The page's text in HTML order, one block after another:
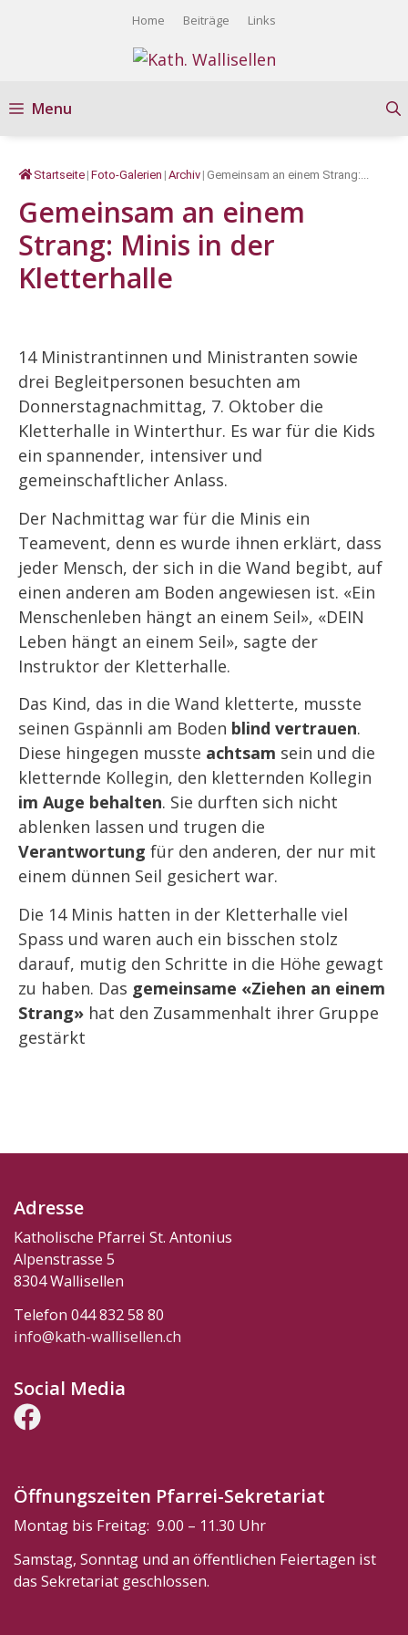
Home Beiträge Links
Menu
Startseite | Foto-Galerien | Archiv | Gemeinsam an einem Strang:...
Gemeinsam an einem
Strang: Minis in der
Kletterhalle
14 Ministrantinnen und Ministranten sowie
drei Begleitpersonen besuchten am
Donnerstagnachmittag, 7. Oktober die
Kletterhalle in Winterthur. Es war für die Kids
ein spannender, intensiver und
gemeinschaftlicher Anlass.
Der Nachmittag war für die Minis ein
Teamevent, denn es wurde ihnen erklärt, dass
jeder Mensch, der sich in die Wand begibt, auf
einen anderen am Boden angewiesen ist. «Ein
Menschenleben hängt an einem Seil», «DEIN
Leben hängt an einem Seil», sagte der
Instruktor der Kletterhalle.
Das Kind, das in die Wand kletterte, musste
seinen Gspännli am Boden blind vertrauen.
Diese hingegen musste achtsam sein und die
kletternde Kollegin, den kletternden Kollegin
im Auge behalten. Sie durften sich nicht
ablenken lassen und trugen die
Verantwortung für den anderen, der nur mit
einem dünnen Seil gesichert war.
Die 14 Minis hatten in der Kletterhalle viel
Spass und waren auch ein bisschen stolz
darauf, mutig den Schritte in die Höhe gewagt
zu haben. Das gemeinsame «Ziehen an einem
Strang» hat den Zusammenhalt ihrer Gruppe
gestärkt
Adresse
Katholische Pfarrei St. Antonius
Alpenstrasse 5
8304 Wallisellen
Telefon 044 832 58 80
info@kath-wallisellen.ch
Social Media
Öffnungszeiten Pfarrei-Sekretariat
Montag bis Freitag: 9.00 – 11.30 Uhr
Samstag, Sonntag und an öffentlichen Feiertagen ist
das Sekretariat geschlossen.